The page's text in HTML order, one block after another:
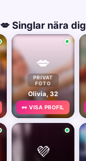
💋 Singlar nära dig
💋
PRIVAT
FOTO
Olivia, 32
👀 VISA PROFIL
💜